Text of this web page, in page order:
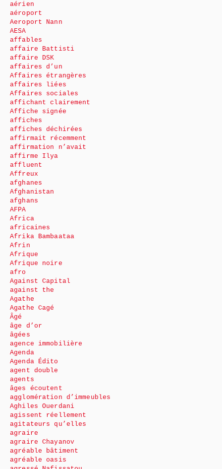
aérien
aéroport
Aeroport Nann
AESA
affables
affaire Battisti
affaire DSK
affaires d’un
Affaires étrangères
affaires liées
Affaires sociales
affichant clairement
Affiche signée
affiches
affiches déchirées
affirmait récemment
affirmation n’avait
affirme Ilya
affluent
Affreux
afghanes
Afghanistan
afghans
AFPA
Africa
africaines
Afrika Bambaataa
Afrin
Afrique
Afrique noire
afro
Against Capital
against the
Agathe
Agathe Cagé
Âgé
âge d’or
âgées
agence immobilière
Agenda
Agenda Édito
agent double
agents
âges écoutent
agglomération d’immeubles
Aghiles Ouerdani
agissent réellement
agitateurs qu’elles
agraire
agraire Chayanov
agréable bâtiment
agréable oasis